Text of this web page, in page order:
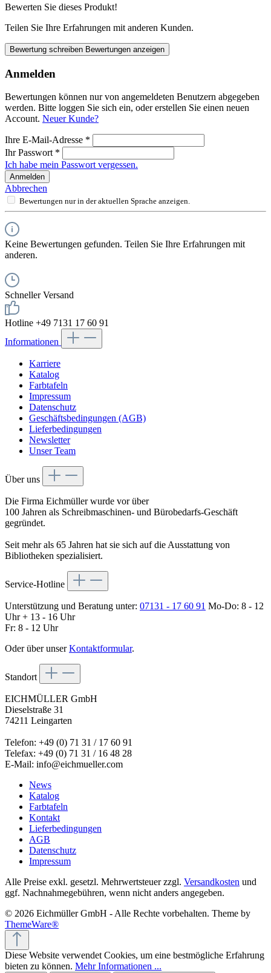
Bewerten Sie dieses Produkt!
Teilen Sie Ihre Erfahrungen mit anderen Kunden.
Bewertung schreiben Bewertungen anzeigen
Anmelden
Bewertungen können nur von angemeldeten Benutzern abgegeben
werden. Bitte loggen Sie sich ein, oder erstellen Sie einen neuen
Account. Neuer Kunde?
Ihre E-Mail-Adresse *
Ihr Passwort *
Ich habe mein Passwort vergessen.
Anmelden
Abbrechen
Bewertungen nur in der aktuellen Sprache anzeigen.
Keine Bewertungen gefunden. Teilen Sie Ihre Erfahrungen mit
anderen.
Schneller Versand
Hotline +49 7131 17 60 91
Informationen
Karriere
Katalog
Farbtafeln
Impressum
Datenschutz
Geschäftsbedingungen (AGB)
Lieferbedingungen
Newsletter
Unser Team
Über uns
Die Firma Eichmüller wurde vor über
100 Jahren als Schreibmaschinen- und Bürobedarfs-Geschäft
gegründet.
Seit mehr als 65 Jahren hat sie sich auf die Ausstattung von
Bibliotheken spezialisiert.
Service-Hotline
Unterstützung und Beratung unter: 07131 - 17 60 91 Mo-Do: 8 - 12
Uhr + 13 - 16 Uhr
Fr: 8 - 12 Uhr
Oder über unserKontaktformular.
Standort
EICHMÜLLER GmbH
Dieselstraße 31
74211 Leingarten
Telefon: +49 (0) 71 31 / 17 60 91
Telefax: +49 (0) 71 31 / 16 48 28
E-Mail: info@eichmueller.com
News
Katalog
Farbtafeln
Kontakt
Lieferbedingungen
AGB
Datenschutz
Impressum
Alle Preise exkl. gesetzl. Mehrwertsteuer zzgl. Versandkosten und
ggf. Nachnahmegebühren, wenn nicht anders angegeben.
© 2026 Eichmüller GmbH - Alle Rechte vorbehalten. Theme by
ThemeWare®
Diese Website verwendet Cookies, um eine bestmögliche Erfahrung
bieten zu können. Mehr Informationen ...